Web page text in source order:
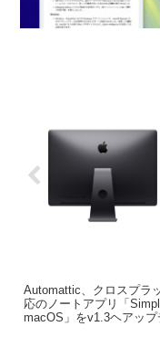
Automattic、クロスプラ
応のノートアプリ「
macOS」をv1.3ヘアップ